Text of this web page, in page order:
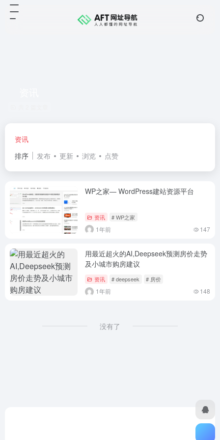
资讯
排序
发布 更新 浏览 点赞
WP之家— WordPress建站资源平台
资讯 # WP之家
1年前 147
用最近超火的AI,Deepseek预测房价走势
及小城市购房建议
资讯 # deepseek # 房价
1年前 148
没有了